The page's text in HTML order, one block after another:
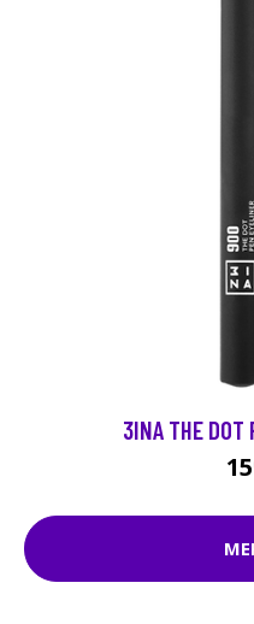
3INA THE